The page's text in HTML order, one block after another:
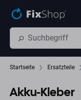
Startseite Ersatzteile
Akku-Kleber